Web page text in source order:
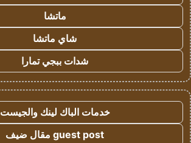
ماتشا
شاي ماتشا
شدات ببجي تمارا
خدمات الباك لينك والجيست
guest post مقال ضيف